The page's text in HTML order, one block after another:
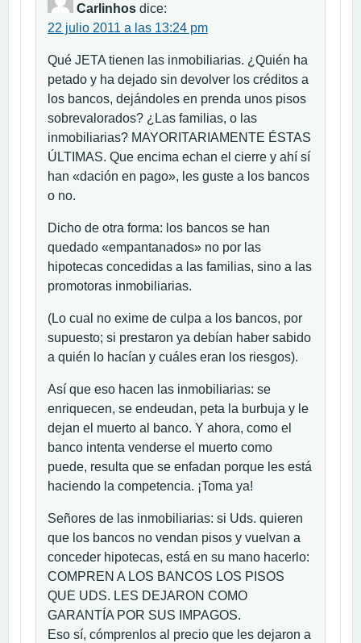
Carlinhos dice:
22 julio 2011 a las 13:24 pm
Qué JETA tienen las inmobiliarias. ¿Quién ha
petado y ha dejado sin devolver los créditos a
los bancos, dejándoles en prenda unos pisos
sobrevalorados? ¿Las familias, o las
inmobiliarias? MAYORITARIAMENTE ÉSTAS
ÚLTIMAS. Que encima echan el cierre y ahí sí
han «dación en pago», les guste a los bancos
o no.
Dicho de otra forma: los bancos se han
quedado «empantanados» no por las
hipotecas concedidas a las familias, sino a las
promotoras inmobiliarias.
(Lo cual no exime de culpa a los bancos, por
supuesto; si prestaron ya debían haber sabido
a quién lo hacían y cuáles eran los riesgos).
Así que eso hacen las inmobiliarias: se
enriquecen, se endeudan, peta la burbuja y le
dejan el muerto al banco. Y ahora, como el
banco intenta venderse el muerto como
puede, resulta que se enfadan porque les está
haciendo la competencia. ¡Toma ya!
Señores de las inmobiliarias: si Uds. quieren
que los bancos no vendan pisos y vuelvan a
conceder hipotecas, está en su mano hacerlo:
COMPREN A LOS BANCOS LOS PISOS
QUE UDS. LES DEJARON COMO
GARANTÍA POR SUS IMPAGOS.
Eso sí, cómprenlos al precio que les dejaron a